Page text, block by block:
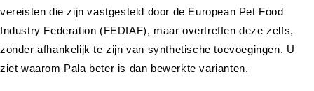
vereisten die zijn vastgesteld door de European Pet Food
Industry Federation (FEDIAF), maar overtreffen deze zelfs,
zonder afhankelijk te zijn van synthetische toevoegingen. U
ziet waarom Pala beter is dan bewerkte varianten.